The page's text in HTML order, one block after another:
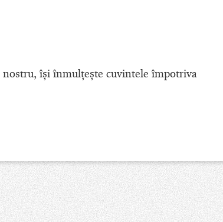
îşi înmulţeşte cuvintele împotriva